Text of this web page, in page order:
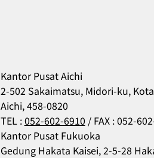
Kantor Pusat Aichi
2-502 Sakaimatsu, Midori-ku,
Aichi, 458-0820
TEL :052-602-6910 / FAX : 052-
Kantor Pusat Fukuoka
Gedung Hakata Kaisei, 2-5-28